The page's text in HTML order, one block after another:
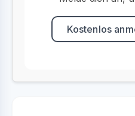
Kostenlos